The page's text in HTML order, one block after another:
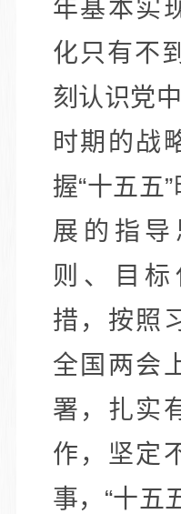
年基本实
化只有不
刻认识党
时期的战
握“十五五
展的指
则、目
措，按照
全国两会
署，扎实
作，坚定
事，“十五